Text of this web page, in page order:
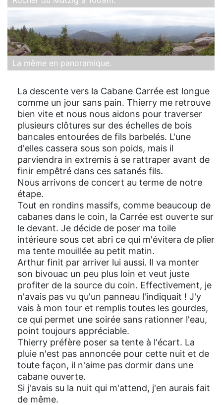
La même en panoramique.
La descente vers la Cabane Carrée est longue
comme un jour sans pain. Thierry me retrouve
bien vite et nous nous aidons pour traverser
plusieurs clôtures sur des échelles de bois
bancales entourées de fils barbelés. L'une
d'elles cassera sous son poids, mais il
parviendra in extremis à se rattraper avant de
finir empêtré dans ces satanés fils.
Nous arrivons de concert au terme de notre
étape.
Tout en rondins massifs, comme beaucoup de
cabanes dans le coin, la Carrée est ouverte sur
le devant. Je décide de poser ma toile
intérieure sous cet abri ce qui m'évitera de plier
ma tente mouillée au petit matin.
Arthur finit par arriver lui aussi. Il va monter
son bivouac un peu plus loin et veut juste
profiter de la source du coin. Effectivement, je
n'avais pas vu qu'un panneau l'indiquait ! J'y
vais à mon tour et remplis toutes les gourdes,
ce qui permet une soirée sans rationner l'eau,
point toujours appréciable.
Thierry préfère poser sa tente à l'écart. La
pluie n'est pas annoncée pour cette nuit et de
toute façon, il n'aime pas dormir dans une
cabane ouverte.
Si j'avais su la nuit qui m'attend, j'en aurais fait
de même.